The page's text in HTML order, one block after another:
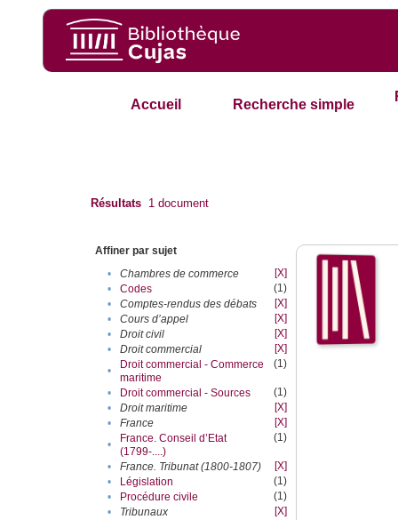
Accueil Recherche simple
Résultats 1 document
Affiner par sujet
•
Chambres de commerce
[X]
•
Codes
(1)
•
Comptes-rendus des débats
[X]
•
Cours d’appel
[X]
•
Droit civil
[X]
•
Droit commercial
[X]
•
Droit commercial - Commerce
maritime
(1)
• Droit commercial - Sources
(1)
•
Droit maritime
[X]
•
France
[X]
•
France. Conseil d’Etat
(1799-....)
(1)
• France. Tribunat (1800-1807)
[X]
•
Législation
(1)
•
Procédure civile
(1)
•
Tribunaux
[X]